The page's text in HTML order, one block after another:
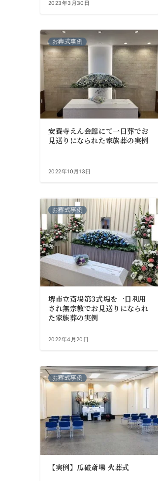
2023年3月30日
お葬式事例
安養寺えん会館にて一日葬でお
見送りになられた家族葬の実例
2022年10月13日
お葬式事例
堺市立斎場第3式場を一日利用
され無宗教でお見送りになられ
た家族葬の実例
2022年4月20日
お葬式事例
【実例】瓜破斎場 火葬式